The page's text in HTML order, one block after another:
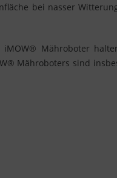
bei nasser
Mähroboter
Mähroboters sind